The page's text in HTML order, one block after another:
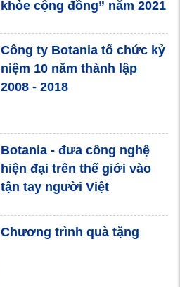
khỏe cộng đồng” năm 2021
Công ty Botania tổ chức kỷ
niệm 10 năm thành lập
2008 - 2018
Botania - đưa công nghệ
hiện đại trên thế giới vào
tận tay người Việt
Chương trình quà tặng